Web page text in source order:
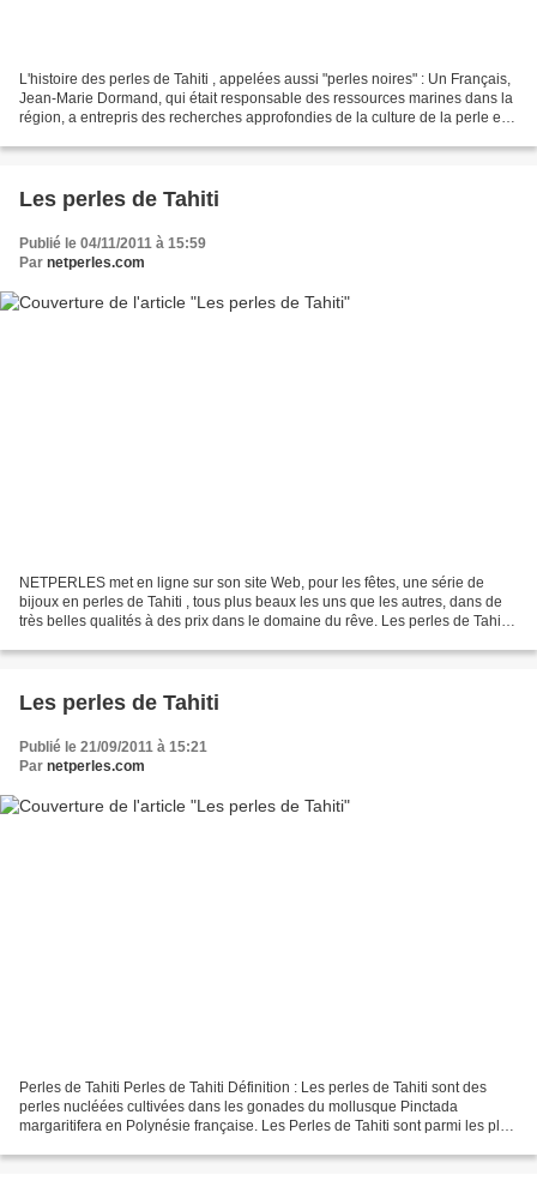
L'histoire des perles de Tahiti , appelées aussi "perles noires" : Un Français,
Jean-Marie Dormand, qui était responsable des ressources marines dans la
région, a entrepris des recherches approfondies de la culture de la perle et
Les perles de Tahiti
Publié le 04/11/2011 à 15:59
Par netperles.com
NETPERLES met en ligne sur son site Web, pour les fêtes, une série de
bijoux en perles de Tahiti , tous plus beaux les uns que les autres, dans de
très belles qualités à des prix dans le domaine du rêve. Les perles de Tahiti ,
Les perles de Tahiti
Publié le 21/09/2011 à 15:21
Par netperles.com
Perles de Tahiti Perles de Tahiti Définition : Les perles de Tahiti sont des
perles nucléées cultivées dans les gonades du mollusque Pinctada
margaritifera en Polynésie française. Les Perles de Tahiti sont parmi les plus